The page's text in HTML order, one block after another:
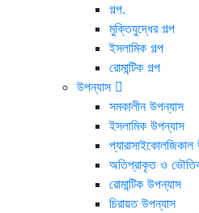
গল্প.
মুক্তিযুদ্ধের গল্প
ইসলামিক গল্প
রোমান্টিক গল্প
উপন্যাস
সমকালীন উপন্যাস
ইসলামিক উপন্যাস
অতিপ্রাকৃত ও
রোমান্টিক উপন্যাস
চিরায়ত উপন্যাস